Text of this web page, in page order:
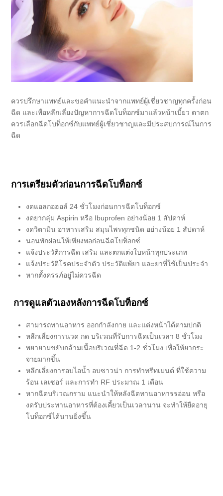
ควรปรึกษาแพทย์และขอคำแนะนำจากแพทย์ผู้เชี่ยวชาญทุกครั้งก่อน
ฉีด และเพื่อหลีกเลี่ยงปัญหาการฉีดโบท็อกซ์มาแล้วหน้าเบี้ยว ตาตก
ควรเลือกฉีดโบท็อกซ์กับแพทย์ผู้เชี่ยวชาญและมีประสบการณ์ในการ
ฉีด
การเตรียมตัวก่อนการฉีดโบท็อกซ์
งดแอลกอฮอล์ 24 ชั่วโมงก่อนการฉีดโบท็อกซ์
งดยากลุ่ม Aspirin หรือ Ibuprofen อย่างน้อย 1 สัปดาห์
งดวิตามิน อาหารเสริม สมุนไพรทุกชนิด อย่างน้อย 1 สัปดาห์
นอนพักผ่อนให้เพียงพอก่อนฉีดโบท็อกซ์
แจ้งประวัติการฉีด เสริม และตกแต่งใบหน้าทุกประเภท
แจ้งประวัติโรคประจำตัว ประวัติแพ้ยา และยาที่ใช้เป็นประจำ
หากตั้งครรภ์อยู่ไม่ควรฉีด
การดูแลตัวเองหลังการฉีดโบท็อกซ์
สามารถทานอาหาร ออกกำลังกาย และแต่งหน้าได้ตามปกติ
หลีกเลี่ยงการนวด กด บริเวณที่รับการฉีดเป็นเวลา 8 ชั่วโมง
พยายามขยับกล้ามเนื้อบริเวณที่ฉีด 1-2 ชั่วโมง เพื่อให้ยากระ
จายมากขึ้น
หลีกเลี่ยงการอบไอน้ำ อบซาวน่า การทำทรีทเมนต์ ที่ใช้ความ
ร้อน เลเซอร์ และการทำ RF ประมาณ 1 เดือน
หากฉีดบริเวณกราม แนะนำให้หลังฉีดทานอาหารรอ่อน หรือ
งดรับประทานอาหารที่ต้องเคี้ยวเป็นเวลานาน จะทำให้ยืดอายุ
โบท็อกซ์ได้นานยิ่งขึ้น